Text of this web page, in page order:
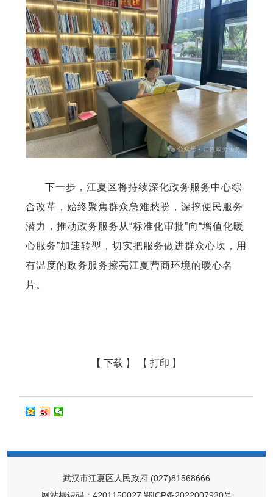
下一步，江夏区将持续深化政务服务中心综
合改革，始终聚焦群众急难愁盼，深挖便民服务
潜力，推动政务服务从“标准化审批”向“增值化暖
心服务”加速转型，切实把服务做进群众心坎，用
有温度的政务服务擦亮江夏营商环境的暖心名
片。
【 下载 】 【 打印 】
武汉市江夏区人民政府 (027)81568666